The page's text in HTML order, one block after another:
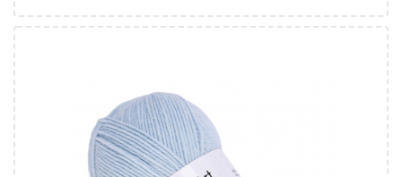
100
280
5